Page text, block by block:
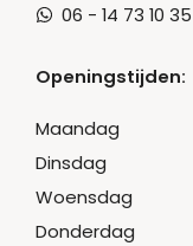
06 - 14 73 10 35
Openingstijden:
Maandag
Dinsdag
Woensdag
Donderdag